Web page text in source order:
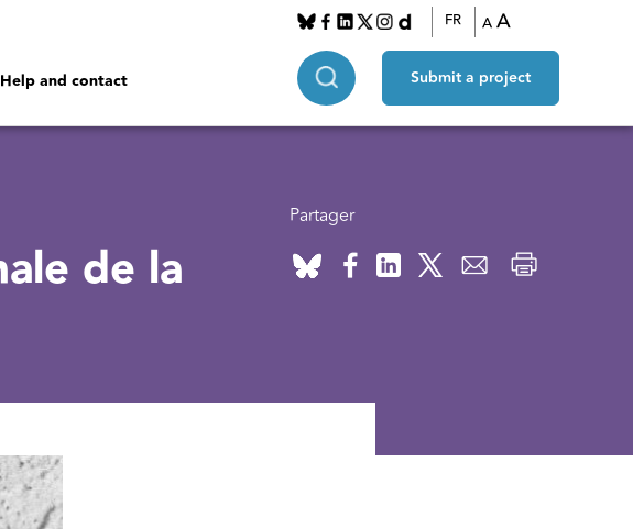
Help and contact
FR A A
Submit a project
de la
Partager